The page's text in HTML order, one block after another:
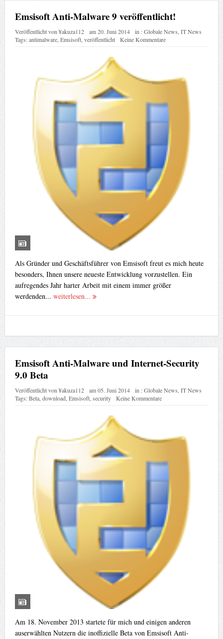
Emsisoft Anti-Malware 9 veröffentlicht!
Veröffentlicht von¥akuza112 am20. Juni 2014 in :Globale News IT News
Tags:antimalware, Emsisoft, veröffentlicht Keine Kommentare
Als Gründer und Geschäftsführer von Emsisoft freut es mich heute
besonders, Ihnen unsere neueste Entwicklung vorzustellen. Ein
aufregendes Jahr harter Arbeit mit einem immer größer
werdenden... weiterlesen...
Emsisoft Anti-Malware und Internet-Security
9.0 Beta
Veröffentlicht von¥akuza112 am05. Juni 2014 in :Globale News IT News
Tags:Beta, download, Emsisoft, security Keine Kommentare
Am 18. November 2013 startete für mich und einigen anderen
auserwählten Nutzern die inoffizielle Beta von Emsisoft Anti-